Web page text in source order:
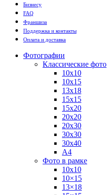
Бизнесу
FAQ
Франшиза
Поддержка и контакты
Оплата и доставка
Фотографии
Классические фото
10х10
10х15
13х18
15х15
15х20
20х20
20х30
30х30
30х40
А4
Фото в рамке
10х10
10×15
13×18